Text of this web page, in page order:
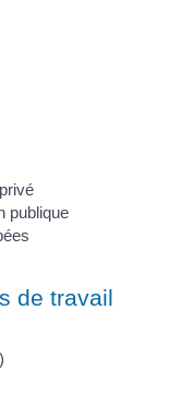
publique
de travail